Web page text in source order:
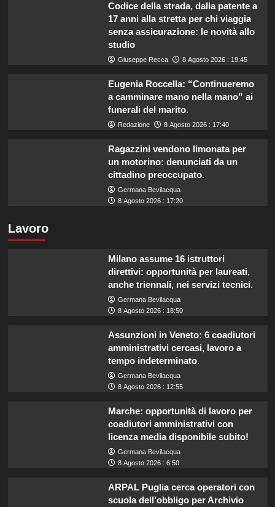
Codice della strada, dalla patente a
17 anni alla stretta per chi viaggia
senza assicurazione: le novità allo
studio
Giuseppe Recca 8 Agosto 2026 : 19:45
Eugenia Roccella: “Continueremo
a camminare mano nella mano” ai
funerali del marito.
Redazione 8 Agosto 2026 : 17:40
Ragazzini vendono limonata per
un motorino: denunciati da un
cittadino preoccupato.
Germana Bevilacqua
8 Agosto 2026 : 17:20
Lavoro
Milano assume 16 istruttori
direttivi: opportunità per laureati,
anche triennali, nei servizi tecnici.
Germana Bevilacqua
8 Agosto 2026 : 18:50
Assunzioni in Veneto: 6 coadiutori
amministrativi cercasi, lavoro a
tempo indeterminato.
Germana Bevilacqua
8 Agosto 2026 : 12:55
Marche: opportunità di lavoro per
coadiutori amministrativi con
licenza media disponibile subito!
Germana Bevilacqua
8 Agosto 2026 : 6:50
ARPAL Puglia cerca operatori con
scuola dell’obbligo per Archivio